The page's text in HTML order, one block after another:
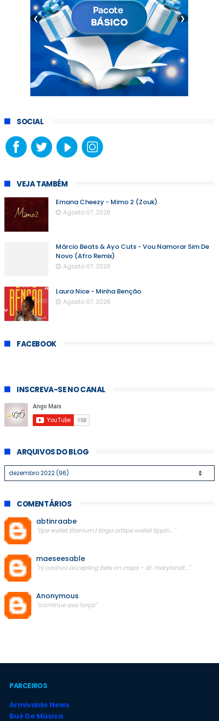
❮ ❯
SOCIAL
VEJA TAMBÉM
Emana Cheezy - Mimo 2 (Zouk)
Agosto 07, 2026
Márcio Beats & Ayo Cuts - Vou Namorar Sim De
Novo (Afro Remix)
Agosto 07, 2026
Laura Nice - Minha Benção
Agosto 07, 2026
FACEBOOK
INSCREVA-SE NO CANAL
ARQUIVOS DO BLOG
COMENTÁRIOS
abtinraabe
"tipe wallet titanium | tioga arttipe wallet tippin..."
maeseesable
"nj casinos accepting bets on craps - dr. marylandt..."
Anonymous
"icontinue assi força"
PARCEIROS
Armivaldo News
Bué De Música